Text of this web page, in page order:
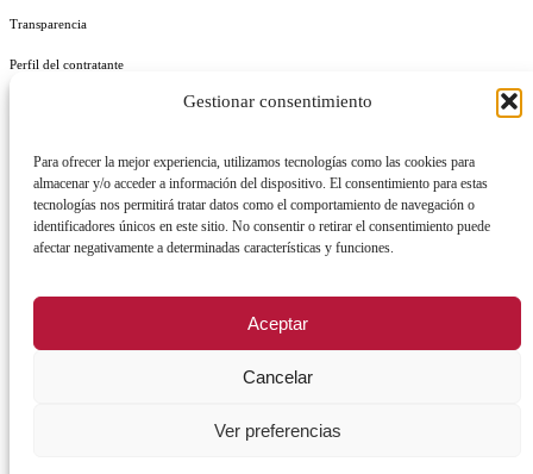
Gestionar consentimiento
Para ofrecer la mejor experiencia, utilizamos tecnologías como las cookies para
almacenar y/o acceder a información del dispositivo. El consentimiento para estas
tecnologías nos permitirá tratar datos como el comportamiento de navegación o
identificadores únicos en este sitio. No consentir o retirar el consentimiento puede
afectar negativamente a determinadas características y funciones.
Aceptar
Cancelar
Ver preferencias
Transparencia
Perfil del contratante
REGISTRO DE ACTIVIDADES DE TRATAMIENTO